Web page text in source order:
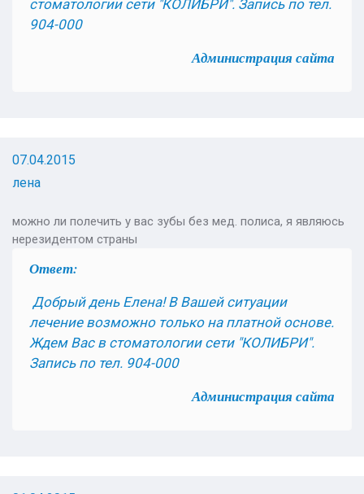
стоматологии сети "КОЛИБРИ". Запись по тел.
904-000
Администрация сайта
07.04.2015
лена
можно ли полечить у вас зубы без мед. полиса, я являюсь
нерезидентом страны
Ответ:
Добрый день Елена! В Вашей ситуации
лечение возможно только на платной основе.
Ждем Вас в стоматологии сети "КОЛИБРИ".
Запись по тел. 904-000
Администрация сайта